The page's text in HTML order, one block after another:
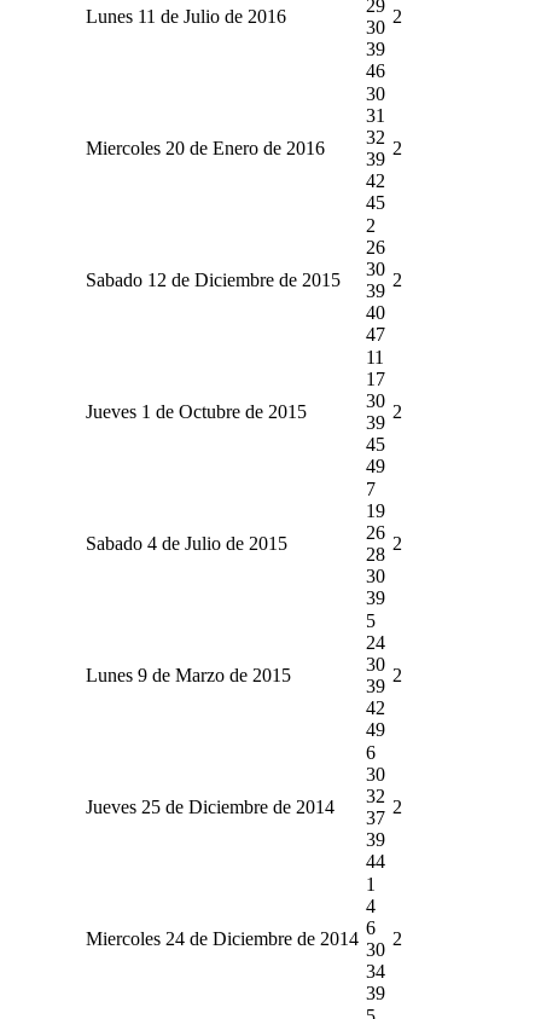
Lunes 11 de Julio de 2016
29
30
39
46
2
Miercoles 20 de Enero de 2016
30
31
32
39
42
45
2
Sabado 12 de Diciembre de 2015
2
26
30
39
40
47
2
Jueves 1 de Octubre de 2015
11
17
30
39
45
49
2
Sabado 4 de Julio de 2015
7
19
26
28
30
39
2
Lunes 9 de Marzo de 2015
5
24
30
39
42
49
2
Jueves 25 de Diciembre de 2014
6
30
32
37
39
44
2
Miercoles 24 de Diciembre de 2014
1
4
6
30
34
39
2